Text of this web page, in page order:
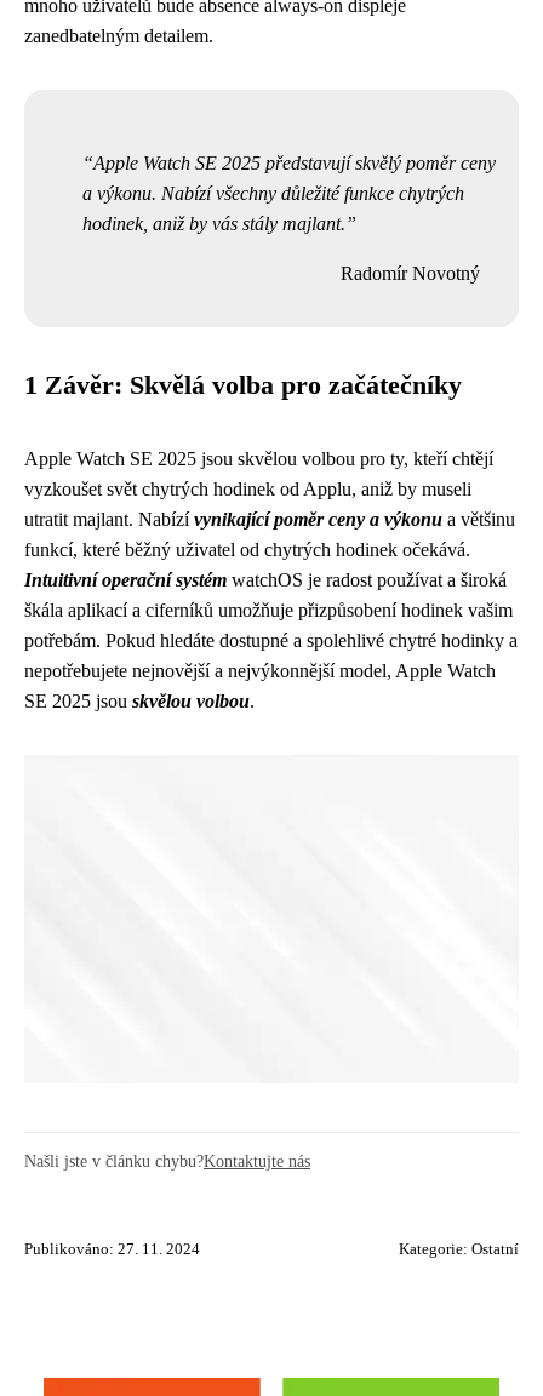
mnoho uživatelů bude absence always-on displeje
zanedbatelným detailem.
Apple Watch SE 2025 představují skvělý poměr ceny
a výkonu. Nabízí všechny důležité funkce chytrých
hodinek, aniž by vás stály majlant.
Radomír Novotný
1 Závěr: Skvělá volba pro začátečníky
Apple Watch SE 2025 jsou skvělou volbou pro ty, kteří chtějí
vyzkoušet svět chytrých hodinek od Applu, aniž by museli
utratit majlant. Nabízívynikající poměr ceny a výkonu a většinu
funkcí, které běžný uživatel od chytrých hodinek očekává.
Intuitivní operační systém watchOS je radost používat a široká
škála aplikací a ciferníků umožňuje přizpůsobení hodinek vašim
potřebám. Pokud hledáte dostupné a spolehlivé chytré hodinky a
nepotřebujete nejnovější a nejvýkonnější model, Apple Watch
SE 2025 jsou skvělou volbou.
Našli jste v článku chybu?Kontaktujte nás
Publikováno: 27. 11. 2024 Kategorie: Ostatní